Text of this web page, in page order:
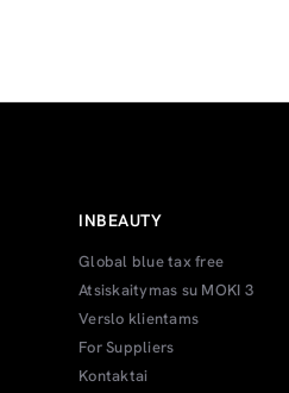
INBEAUTY
Global blue tax free
Atsiskaitymas su MOKI 3
Verslo klientams
For Suppliers
Kontaktai